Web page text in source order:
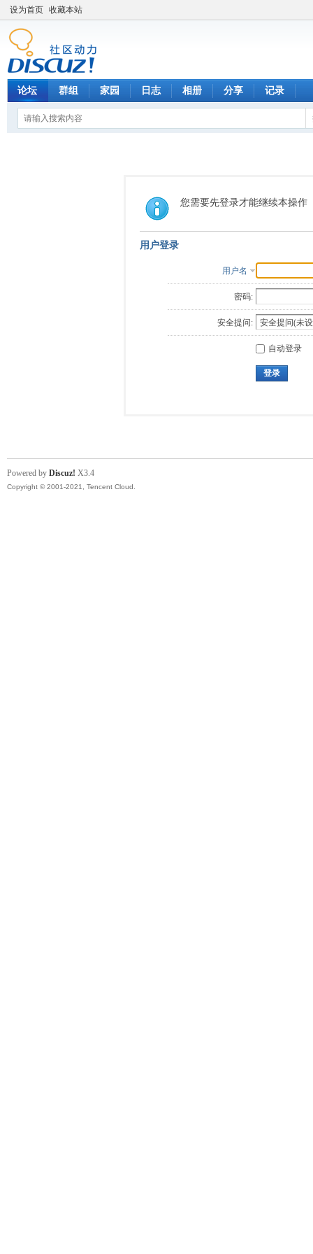
设为首页 收藏本站
论坛 群组 家园 日志 相册 分享 记录
您需要先登录才能继续本操作
用户登录
用户名
密码:
安全提问:
自动登录
登录
Powered by Discuz! X3.4
Copyright © 2001-2021, Tencent Cloud.